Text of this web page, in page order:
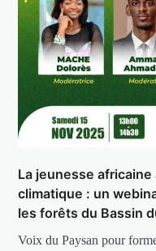
La jeunesse africaine
climatique : un
les forêts du Bassin
Voix du Paysan pour